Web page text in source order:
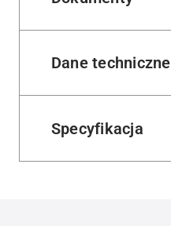
Dane techniczne
Specyfikacja